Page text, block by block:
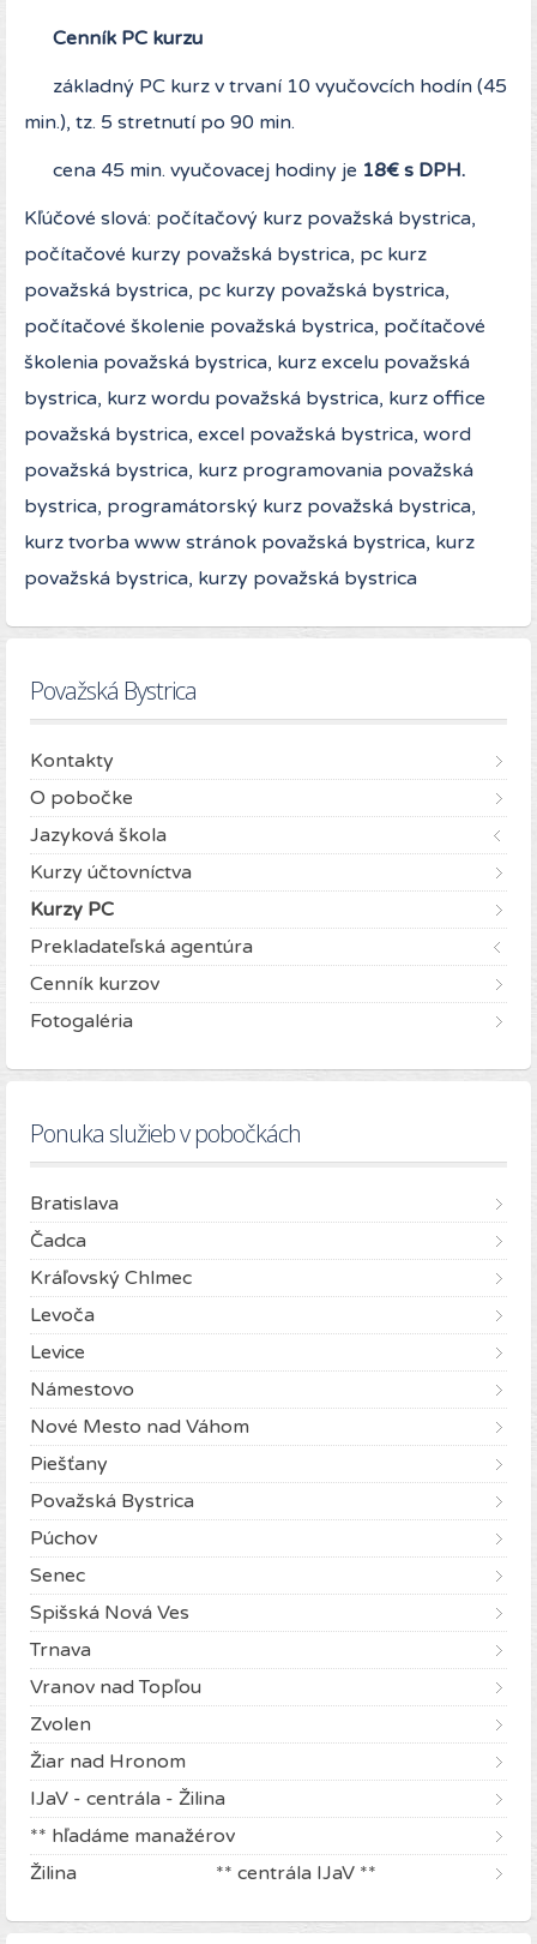
Cenník PC kurzu
základný PC kurz v trvaní 10 vyučovcích hodín (45
min.), tz. 5 stretnutí po 90 min.
cena 45 min. vyučovacej hodiny je 18€ s DPH.
Kľúčové slová: počítačový kurz považská bystrica,
počítačové kurzy považská bystrica, pc kurz
považská bystrica, pc kurzy považská bystrica,
počítačové školenie považská bystrica, počítačové
školenia považská bystrica, kurz excelu považská
bystrica, kurz wordu považská bystrica, kurz office
považská bystrica, excel považská bystrica, word
považská bystrica, kurz programovania považská
bystrica, programátorský kurz považská bystrica,
kurz tvorba www stránok považská bystrica, kurz
považská bystrica, kurzy považská bystrica
Považská Bystrica
Kontakty
O pobočke
Jazyková škola
Kurzy účtovníctva
Kurzy PC
Prekladateľská agentúra
Cenník kurzov
Fotogaléria
Ponuka služieb v pobočkách
Bratislava
Čadca
Kráľovský Chlmec
Levoča
Levice
Námestovo
Nové Mesto nad Váhom
Piešťany
Považská Bystrica
Púchov
Senec
Spišská Nová Ves
Trnava
Vranov nad Topľou
Zvolen
Žiar nad Hronom
IJaV - centrála - Žilina
** hľadáme manažérov
Žilina ** centrála IJaV **